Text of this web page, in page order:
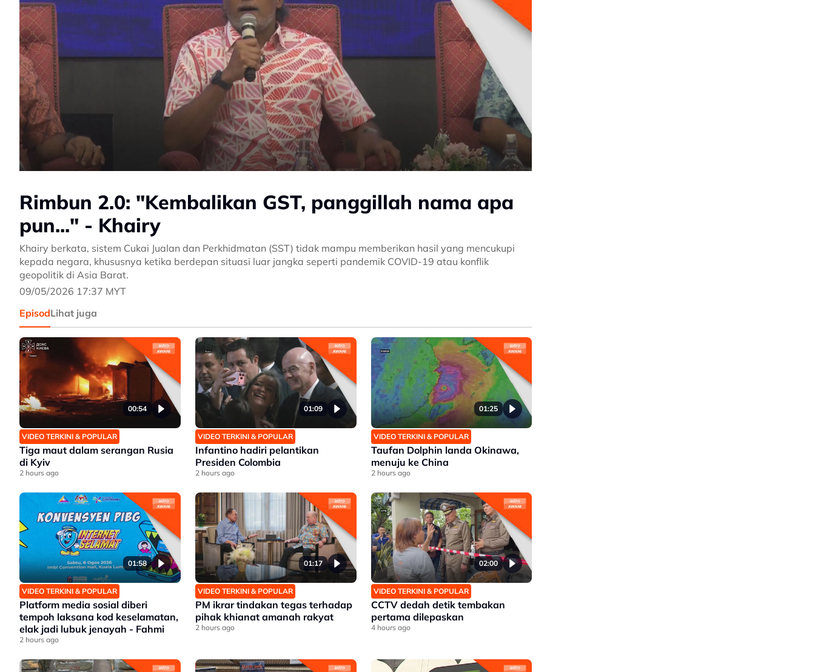
Rimbun 2.0: "Kembalikan GST, panggillah nama apa
pun..." - Khairy
Khairy berkata, sistem Cukai Jualan dan Perkhidmatan (SST) tidak mampu memberikan hasil yang mencukupi
kepada negara, khususnya ketika berdepan situasi luar jangka seperti pandemik COVID-19 atau konflik
geopolitik di Asia Barat.
09/05/2026 17:37 MYT
EpisodLihat juga
00:54
VIDEO TERKINI & POPULAR
Tiga maut dalam serangan Rusia
di Kyiv
2 hours ago
01:09
VIDEO TERKINI & POPULAR
Infantino hadiri pelantikan
Presiden Colombia
2 hours ago
01:25
VIDEO TERKINI & POPULAR
Taufan Dolphin landa Okinawa,
menuju ke China
2 hours ago
01:58
VIDEO TERKINI & POPULAR
Platform media sosial diberi
tempoh laksana kod keselamatan,
elak jadi lubuk jenayah - Fahmi
2 hours ago
01:17
VIDEO TERKINI & POPULAR
PM ikrar tindakan tegas terhadap
pihak khianat amanah rakyat
2 hours ago
02:00
VIDEO TERKINI & POPULAR
CCTV dedah detik tembakan
pertama dilepaskan
4 hours ago